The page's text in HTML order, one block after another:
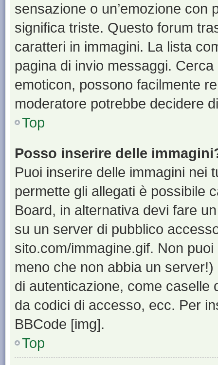
sensazione o un’emozione
significa triste. Questo forum
caratteri in immagini. La lista
pagina di invio messaggi.
emoticon, possono facilmente
moderatore potrebbe decidere
Top
Posso inserire delle
Puoi inserire delle immagini nei
permette gli allegati è possibile
Board, in alternativa devi fare
su un server di pubblico
sito.com/immagine.gif. Non
meno che non abbia un
di autenticazione, come caselle
da codici di accesso, ecc. Per
BBCode [img].
Top